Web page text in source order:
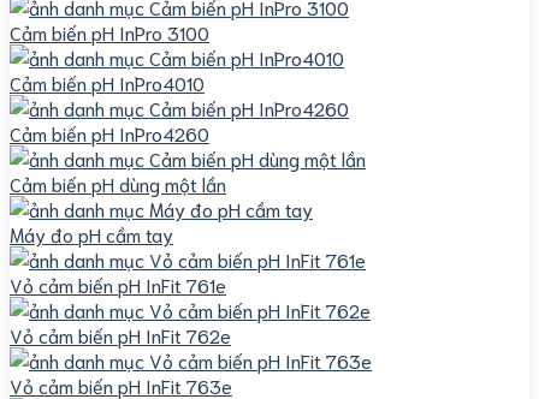
Cảm biến pH InPro 3100
Cảm biến pH InPro4010
Cảm biến pH InPro4260
Cảm biến pH dùng một lần
Máy đo pH cầm tay
Vỏ cảm biến pH InFit 761e
Vỏ cảm biến pH InFit 762e
Vỏ cảm biến pH InFit 763e